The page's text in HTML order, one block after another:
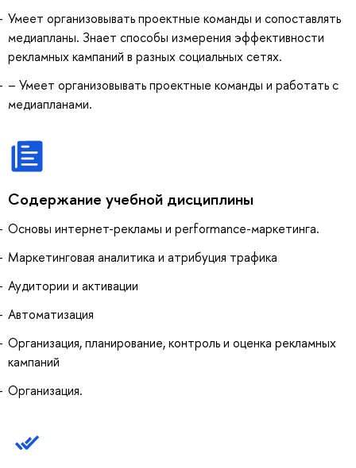
Умеет организовывать проектные команды и сопоставлять
медиапланы. Знает способы измерения эффективности
рекламных кампаний в разных социальных сетях.
– Умеет организовывать проектные команды и работать с
медиапланами.
Содержание учебной дисциплины
Основы интернет-рекламы и performance-маркетинга.
Маркетинговая аналитика и атрибуция трафика
Аудитории и активации
Автоматизация
Организация, планирование, контроль и оценка рекламных
кампаний
Организация.